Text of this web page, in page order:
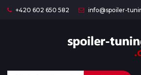
+420 602 650 582 info@spoiler-